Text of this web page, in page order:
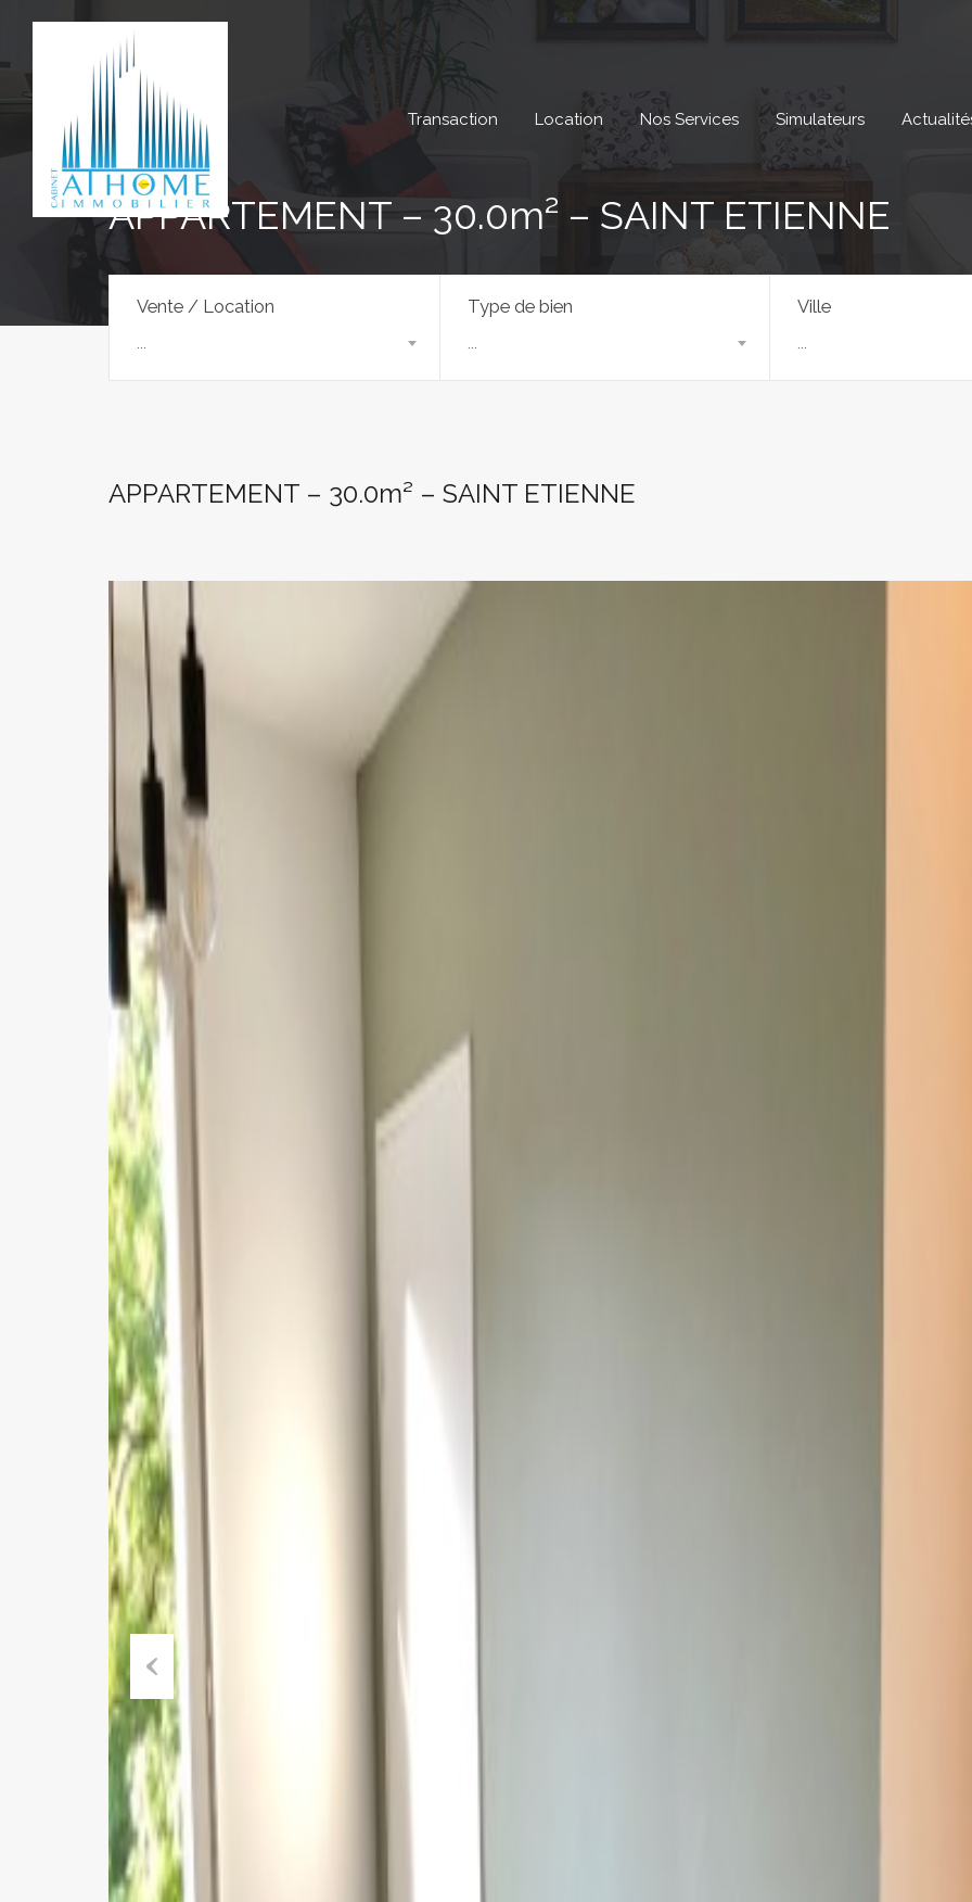
Transaction Location Nos Services Simulateurs
APPARTEMENT – 30.0m² – SAINT ETIENNE
Vente / Location Type de bien Ville
APPARTEMENT – 30.0m² – SAINT ETIENNE
Previous